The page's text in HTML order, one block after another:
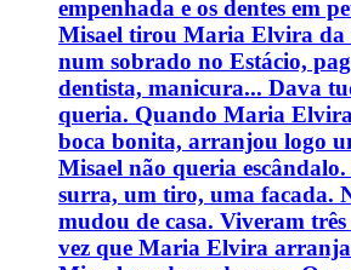
empenhada e os dentes em
Misael tirou Maria Elvira da
num sobrado no Estácio,
dentista, manicura... Dava
queria. Quando Maria
boca bonita, arranjou logo
Misael não queria
surra, um tiro, uma facada.
mudou de casa. Viveram
vez que Maria Elvira